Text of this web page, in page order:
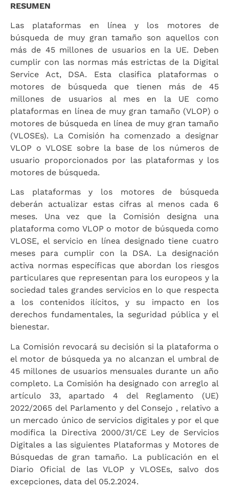
RESUMEN
Las plataformas en línea y los motores de
búsqueda de muy gran tamaño son aquellos con
más de 45 millones de usuarios en la UE. Deben
cumplir con las normas más estrictas de la Digital
Service Act, DSA. Esta clasifica plataformas o
motores de búsqueda que tienen más de 45
millones de usuarios al mes en la UE como
plataformas en línea de muy gran tamaño (VLOP) o
motores de búsqueda en línea de muy gran tamaño
(VLOSEs). La Comisión ha comenzado a designar
VLOP o VLOSE sobre la base de los números de
usuario proporcionados por las plataformas y los
motores de búsqueda.
Las plataformas y los motores de búsqueda
deberán actualizar estas cifras al menos cada 6
meses. Una vez que la Comisión designa una
plataforma como VLOP o motor de búsqueda como
VLOSE, el servicio en línea designado tiene cuatro
meses para cumplir con la DSA. La designación
activa normas específicas que abordan los riesgos
particulares que representan para los europeos y la
sociedad tales grandes servicios en lo que respecta
a los contenidos ilícitos, y su impacto en los
derechos fundamentales, la seguridad pública y el
bienestar.
La Comisión revocará su decisión si la plataforma o
el motor de búsqueda ya no alcanzan el umbral de
45 millones de usuarios mensuales durante un año
completo. La Comisión ha designado con arreglo al
artículo 33, apartado 4 del Reglamento (UE)
2022/2065 del Parlamento y del Consejo , relativo a
un mercado único de servicios digitales y por el que
modifica la Directiva 2000/31/CE Ley de Servicios
Digitales a las siguientes Plataformas y Motores de
Búsquedas de gran tamaño. La publicación en el
Diario Oficial de las VLOP y VLOSEs, salvo dos
excepciones, data del 05.2.2024.